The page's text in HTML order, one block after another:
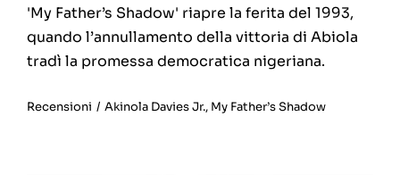
'My Father’s Shadow' riapre la ferita del 1993,
quando l’annullamento della vittoria di Abiola
tradì la promessa democratica nigeriana.
Recensioni / Akinola Davies Jr., My Father’s Shadow